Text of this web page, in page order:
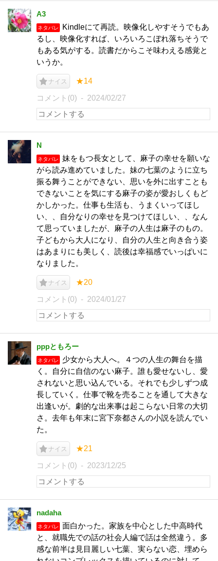
A3
ネタバレ
Kindleにて再読。映像化しやすそうでもあ
るし、映像化すれば、いろいろこぼれ落ちそうで
もある気がする。読書だからこそ味わえる感覚と
いうか。
ナイス ★14
コメント(0) 2024/02/27
N
ネタバレ
妹をもつ長女として、麻子の幸せを願いな
がら読み進めていました。妹の七葉のように立ち
振る舞うことができない、思いを外に出すことも
できないことを気にする麻子の姿が愛おしくもど
かしかった。仕事も生活も、うまくいってほし
い、、自分なりの幸せを見つけてほしい、、なん
て思っていましたが、麻子の人生は麻子のもの。
子どもから大人になり、自分の人生と向き合う姿
はあまりにも美しく、読後は幸福感でいっぱいに
なりました。
ナイス ★20
コメント(0) 2024/01/27
pppともろー
ネタバレ
少女から大人へ。４つの人生の舞台を描
く。自分に自信のない麻子。誰も愛せないし、愛
されないと思い込んでいる。それでも少しずつ成
長していく。仕事で靴を売ることを通して大きな
出逢いが。劇的な出来事は起こらない日常の大切
さ。去年も年末に宮下奈都さんの小説を読んでい
た。
ナイス ★21
コメント(0) 2023/12/25
nadaha
ネタバレ
面白かった。家族を中心とした中高時代
と、就職先での話の社会人編で話は全然違う。多
感な前半は見目麗しい七葉、実らない恋、埋めら